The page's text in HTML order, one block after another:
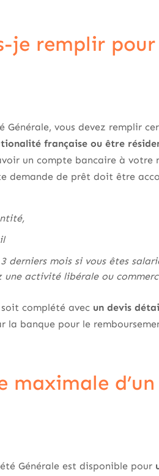
je remplir
vous devez remplir
française ou être
un compte bancaire à votre
demande de prêt doit être
derniers mois si vous êtes
une activité libérale ou
complété avec un devis
la banque pour le
maximale
Générale est disponible pour